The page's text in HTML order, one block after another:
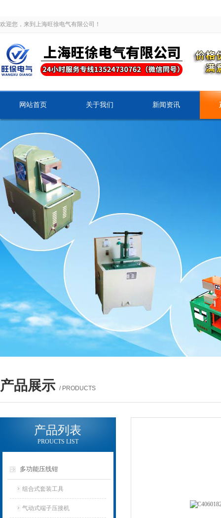
欢迎您，来到上海旺徐电气有限公司！
网站首页 关于我们 新闻资讯
产品展示 / PRODUCTS
产品列表
PROUCTS LIST
多功能压线钳
组合式套装工具
气动式端子压接机